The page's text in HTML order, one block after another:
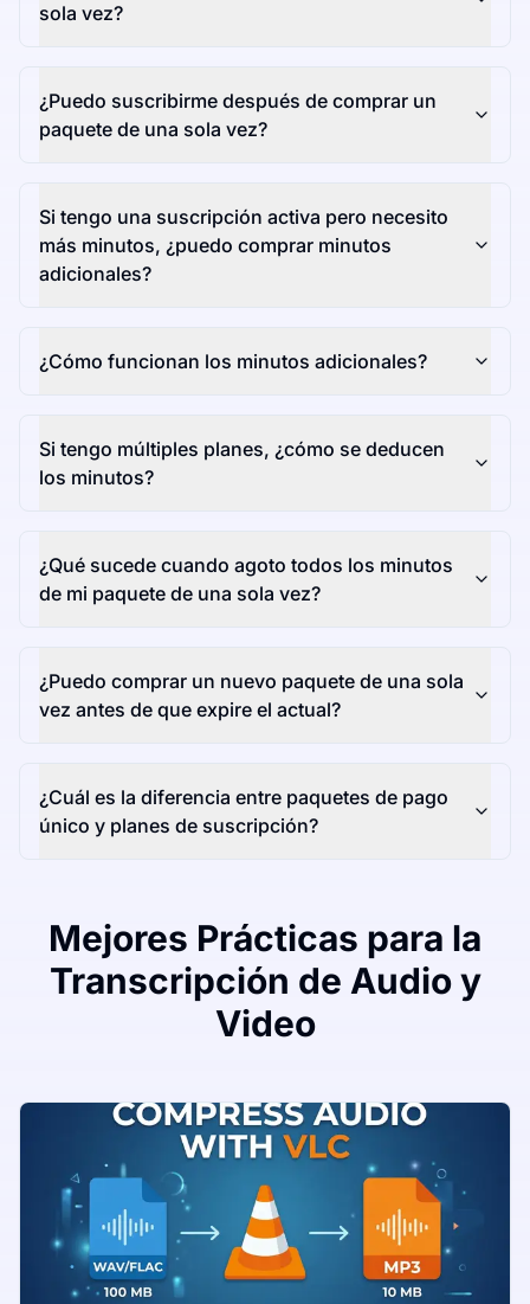
sola vez?
¿Puedo suscribirme después de comprar un
paquete de una sola vez?
Si tengo una suscripción activa pero necesito
más minutos, ¿puedo comprar minutos
adicionales?
¿Cómo funcionan los minutos adicionales?
Si tengo múltiples planes, ¿cómo se deducen
los minutos?
¿Qué sucede cuando agoto todos los minutos
de mi paquete de una sola vez?
¿Puedo comprar un nuevo paquete de una sola
vez antes de que expire el actual?
¿Cuál es la diferencia entre paquetes de pago
único y planes de suscripción?
Mejores Prácticas para la
Transcripción de Audio y
Video